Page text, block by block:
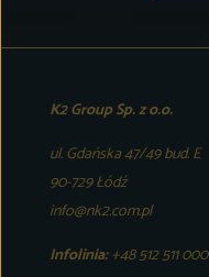
K2 Group Sp. z o.o.
ul. Gdańska 47/49 bud. E
90-729 Łódź
info@nk2.com.pl
Infolinia:+48 512 511 000